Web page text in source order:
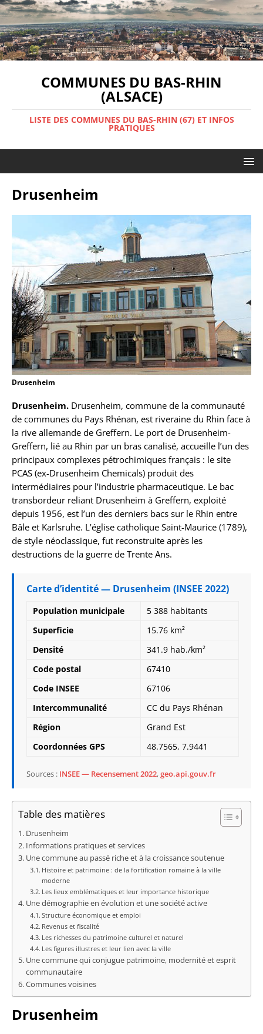
COMMUNES DU BAS-RHIN
(ALSACE)
LISTE DES COMMUNES DU BAS-RHIN (67) ET INFOS
PRATIQUES
Drusenheim
Drusenheim
Drusenheim. Drusenheim, commune de la communauté
de communes du Pays Rhénan, est riveraine du Rhin face à
la rive allemande de Greffern. Le port de Drusenheim-
Greffern, lié au Rhin par un bras canalisé, accueille l’un des
principaux complexes pétrochimiques français : le site
PCAS (ex-Drusenheim Chemicals) produit des
intermédiaires pour l’industrie pharmaceutique. Le bac
transbordeur reliant Drusenheim à Greffern, exploité
depuis 1956, est l’un des derniers bacs sur le Rhin entre
Bâle et Karlsruhe. L’église catholique Saint-Maurice (1789),
de style néoclassique, fut reconstruite après les
destructions de la guerre de Trente Ans.
Carte d’identité — Drusenheim (INSEE 2022)
Population municipale
5 388 habitants
Superficie
15.76 km²
Densité
341.9 hab./km²
Code postal
67410
Code INSEE
67106
Intercommunalité
CC du Pays Rhénan
Région
Grand Est
Coordonnées GPS
48.7565, 7.9441
Sources : INSEE — Recensement 2022,geo.api.gouv.fr
Table des matières
Drusenheim
Informations pratiques et services
Une commune au passé riche et à la croissance soutenue
Histoire et patrimoine : de la fortification romaine à la ville
moderne
Les lieux emblématiques et leur importance historique
Une démographie en évolution et une société active
Structure économique et emploi
Revenus et fiscalité
Les richesses du patrimoine culturel et naturel
Les figures illustres et leur lien avec la ville
Une commune qui conjugue patrimoine, modernité et esprit
communautaire
Communes voisines
Drusenheim